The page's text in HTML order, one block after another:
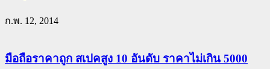
ก.พ. 12, 2014
มือถือราคาถูก สเปคสูง 10 อันดับ ราคาไม่เกิน 5000